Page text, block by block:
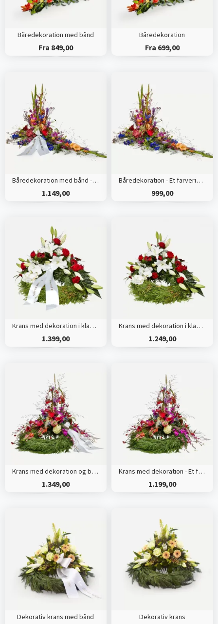
Båredekoration med bånd
Fra 849,00
Båredekoration
Fra 699,00
Båredekoration med bånd - Et farverigt farvel
1.149,00
Båredekoration - Et farverigt farvel
999,00
Krans med dekoration i klassisk stil - rød og hvid - med bånd
1.399,00
Krans med dekoration i klassisk stil - rød og hvid
1.249,00
Krans med dekoration og bånd - Et farverigt farvel
1.349,00
Krans med dekoration - Et farverigt farvel
1.199,00
Dekorativ krans med bånd Dekorativ krans